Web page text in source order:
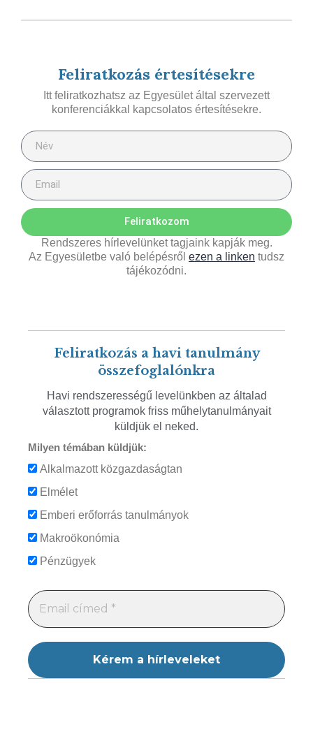
Feliratkozás értesítésekre
Itt feliratkozhatsz az Egyesület által szervezett
konferenciákkal kapcsolatos értesítésekre.
Feliratkozom
Rendszeres hírlevelünket tagjaink kapják meg.
Az Egyesületbe való belépésről ezen a linken tudsz
tájékozódni.
Feliratkozás a havi tanulmány
összefoglalónkra
Havi rendszerességű levelünkben az általad
választott programok friss műhelytanulmányait
küldjük el neked.
Milyen témában küldjük:
Alkalmazott közgazdaságtan
Elmélet
Emberi erőforrás tanulmányok
Makroökonómia
Pénzügyek